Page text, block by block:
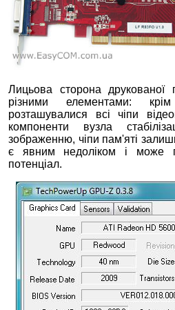
Лицьова сторона друкованої
різними елементами:
розташувалися всі чіпи
компоненти вузла
зображенню, чіпи пам'яті
є явним недоліком і може
потенціал.